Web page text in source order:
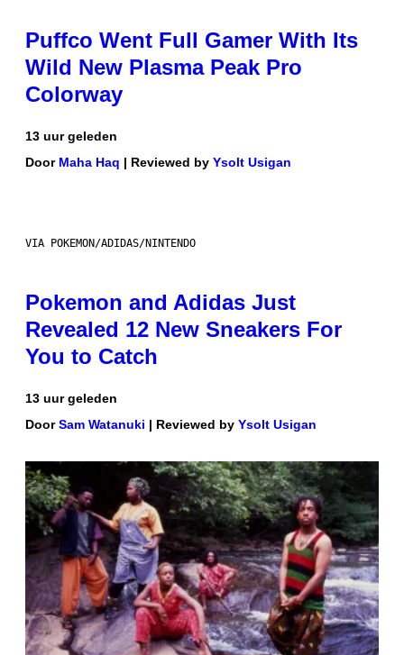
Puffco Went Full Gamer With Its
Wild New Plasma Peak Pro
Colorway
13 uur geleden
Door Maha Haq | Reviewed by Ysolt Usigan
VIA POKEMON/ADIDAS/NINTENDO
Pokemon and Adidas Just
Revealed 12 New Sneakers For
You to Catch
13 uur geleden
DoorSam Watanuki | Reviewed by Ysolt Usigan